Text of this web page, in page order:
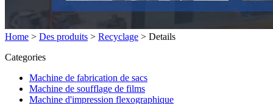
Home > Des produits > Recyclage > Details
Categories
Machine de fabrication de sacs
Machine de soufflage de films
Machine d'impression flexographique